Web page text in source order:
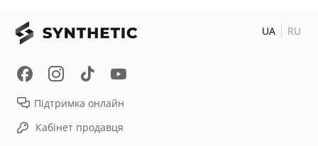
Підтримка онлайн
Кабінет продавця
UA RU